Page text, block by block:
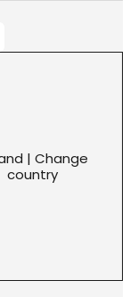
| Change
country